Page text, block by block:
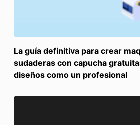
La guía definitiva para crear
sudaderas con capucha
diseños como un profesional